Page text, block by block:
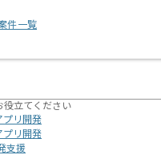
件一覧
役立てください
プリ開発
プリ開発
支援